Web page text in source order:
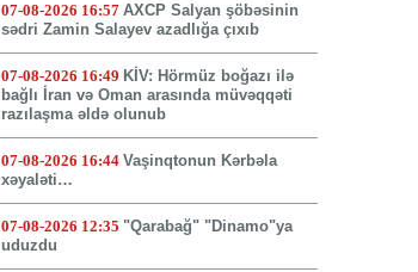
07-08-2026 16:57 AXCP Salyan şöbəsinin
sədri Zamin Salayev azadlığa çıxıb
07-08-2026 16:49 KİV: Hörmüz boğazı ilə
bağlı İran və Oman arasında müvəqqəti
razılaşma əldə olunub
07-08-2026 16:44 Vaşinqtonun Kərbəla
xəyaləti…
07-08-2026 12:35 "Qarabağ" "Dinamo"ya
uduzdu